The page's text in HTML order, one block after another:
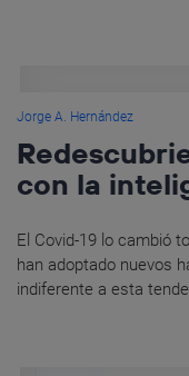
Jorge A. Hernández
con la
El Covid-19 lo cambió
han adoptado nuevos
indiferente a esta